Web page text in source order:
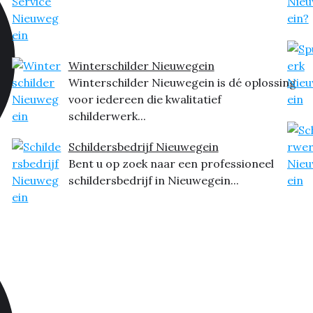
Winterschilder Nieuwegein
Winterschilder Nieuwegein is dé oplossing
voor iedereen die kwalitatief
schilderwerk...
Schildersbedrijf Nieuwegein
Bent u op zoek naar een professioneel
schildersbedrijf in Nieuwegein...